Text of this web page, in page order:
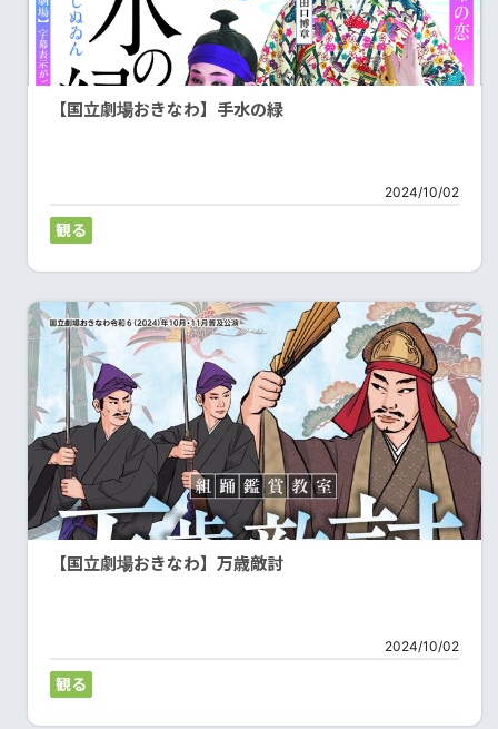
【国立劇場おきなわ】手水の緑
2024/10/02
観る
【国立劇場おきなわ】万歳敵討
2024/10/02
観る